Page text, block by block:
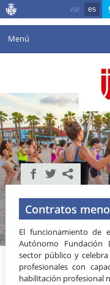
val es
Menú
Agenda
Instalaciones
Comunicación
Valencia en deporte
Reservas
Contratos
El funcionamiento de
Autónomo
sector público y
profesionales con
habilitación profesional